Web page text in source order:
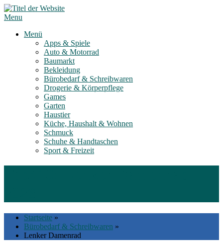
Skip
to
Menu
Menü
Apps & Spiele
Auto & Motorrad
Baumarkt
Bekleidung
Bürobedarf & Schreibwaren
Drogerie & Körperpflege
Games
Garten
Haustier
Küche, Haushalt & Wohnen
Schmuck
Schuhe & Handtaschen
Sport & Freizeit
Startseite »
Bürobedarf & Schreibwaren »
Lenker Damenrad